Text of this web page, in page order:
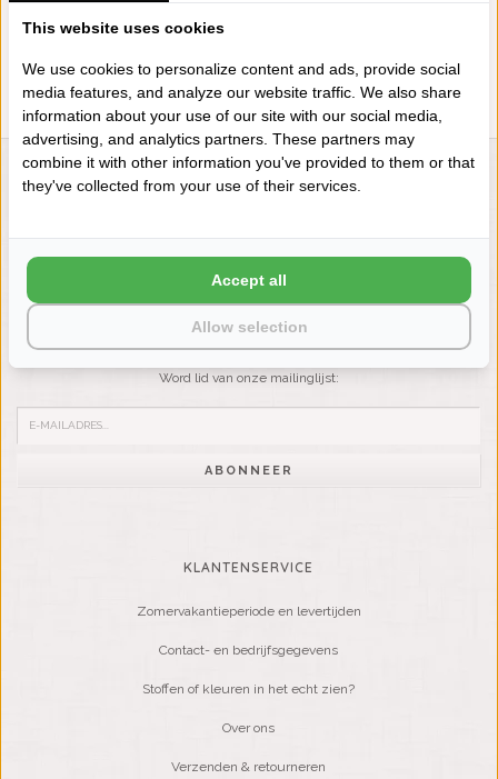
LIENSLINNENWINKEL.NL
+31 (0) 575 511817
NIEUWSBRIEF
Wilt u op de hoogte blijven?
Word lid van onze mailinglijst:
ABONNEER
KLANTENSERVICE
Zomervakantieperiode en levertijden
Contact- en bedrijfsgegevens
Stoffen of kleuren in het echt zien?
Over ons
Verzenden & retourneren
This website uses cookies
We use cookies to personalize content and ads, provide social
media features, and analyze our website traffic. We also share
information about your use of our site with our social media,
advertising, and analytics partners. These partners may
combine it with other information you've provided to them or that
they've collected from your use of their services.
Allow selection
Accept all